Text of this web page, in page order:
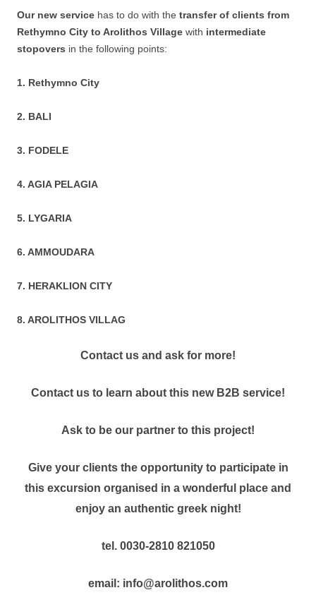
Our new service has to do with the transfer of clients from
Rethymno City to Arolithos Village with intermediate
stopovers in the following points:
1. Rethymno City
2. BALI
3. FODELE
4. AGIA PELAGIA
5. LYGARIA
6. AMMOUDARA
7. HERAKLION CITY
8. AROLITHOS VILLAG
Contact us and ask for more!
Contact us to learn about this new B2B service!
Ask to be our partner to this project!
Give your clients the opportunity to participate in
this excursion organised in a wonderful place and
enjoy an authentic greek night!
tel. 0030-2810 821050
email: info@arolithos.com